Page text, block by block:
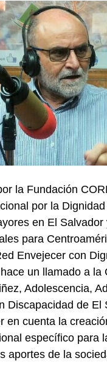
la Fundación
por la
en El Salvador
para
Envejecer con
un llamado a la
Adolescencia,
Discapacidad de El
en cuenta la
específico para
aportes de la